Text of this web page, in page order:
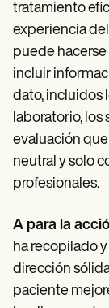
tratamiento
experiencia
puede
incluir
dato, incluidos
laboratorio, los
evaluación
neutral y solo
profesionales.
A para la
ha recopilado
dirección
paciente